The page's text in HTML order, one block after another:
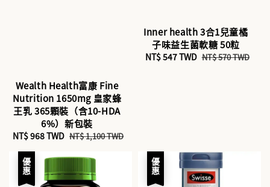
Wealth Health富康 Fine
Nutrition 1650mg 皇家蜂
王乳 365顆裝（含10-HDA
6%）新包裝
Sale
price
NT$ 968 TWD Regular
NT$ 1,100 TWD
Inner health 3合1兒童橘
子味益生菌軟糖 50粒
Sale
NT$ 547 TWD Regular
NT$ 570 TWD
優惠 優惠